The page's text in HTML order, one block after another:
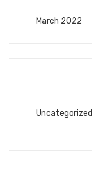
March 2022
Uncategorized